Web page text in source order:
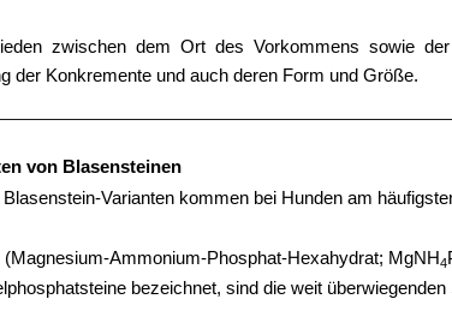
zwischen dem Ort des Vorkommens sowie
der Konkremente und auch deren Form und Größe.
von Blasensteinen
Varianten kommen bei Hunden am
(Magnesium-Ammonium-Phosphat-Hexahydrat; MgNH4
bezeichnet, sind die weit überwiegenden